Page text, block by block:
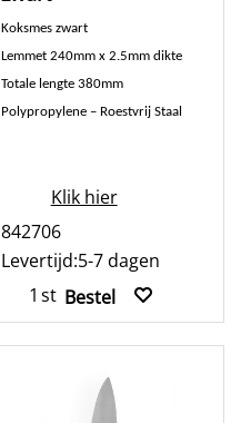
Koksmes zwart
Lemmet 240mm x 2.5mm dikte
Totale lengte 380mm
Polypropylene – Roestvrij Staal
Klik hier
842706
Levertijd:5-7 dagen
st Bestel